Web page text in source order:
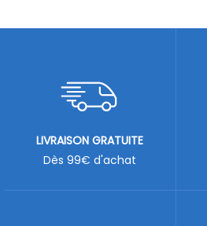
LIVRAISON GRATUITE
Dès 99€ d'achat